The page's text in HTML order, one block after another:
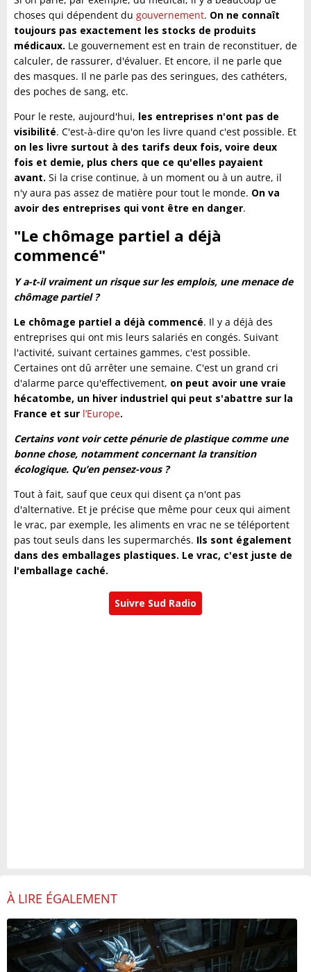
choses qui dépendent du gouvernement. On ne connaît
toujours pas exactement les stocks de produits
médicaux. Le gouvernement est en train de reconstituer, de
calculer, de rassurer, d'évaluer. Et encore, il ne parle que
des masques. Il ne parle pas des seringues, des cathéters,
des poches de sang, etc.
Pour le reste, aujourd'hui, les entreprises n'ont pas de
visibilité. C'est-à-dire qu'on les livre quand c'est possible. Et
on les livre surtout à des tarifs deux fois, voire deux
fois et demie, plus chers que ce qu'elles payaient
avant. Si la crise continue, à un moment ou à un autre, il
n'y aura pas assez de matière pour tout le monde. On va
avoir des entreprises qui vont être en danger.
"Le chômage partiel a déjà
commencé"
Y a-t-il vraiment un risque sur les emplois, une menace de
chômage partiel ?
Le chômage partiel a déjà commencé. Il y a déjà des
entreprises qui ont mis leurs salariés en congés. Suivant
l'activité, suivant certaines gammes, c'est possible.
Certaines ont dû arrêter une semaine. C'est un grand cri
d'alarme parce qu'effectivement, on peut avoir une vraie
hécatombe, un hiver industriel qui peut s'abattre sur la
France et sur l’Europe.
Certains vont voir cette pénurie de plastique comme une
bonne chose, notamment concernant la transition
écologique. Qu’en pensez-vous ?
Tout à fait, sauf que ceux qui disent ça n'ont pas
d'alternative. Et je précise que même pour ceux qui aiment
le vrac, par exemple, les aliments en vrac ne se téléportent
pas tout seuls dans les supermarchés. Ils sont également
dans des emballages plastiques. Le vrac, c'est juste de
l'emballage caché.
Suivre Sud Radio
À LIRE ÉGALEMENT